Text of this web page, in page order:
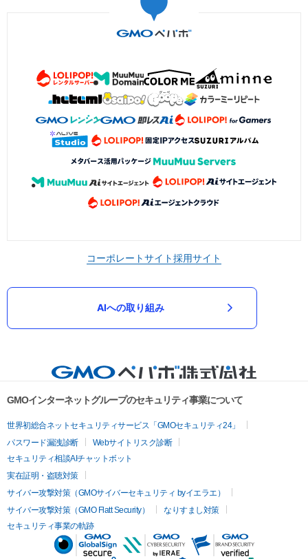
コーポレートサイト採用サイト
AIへの取り組み
GMOインターネットグループのセキュリティ事業について
世界初総合ネットセキュリティサービス「GMOセキュリティ24」
パスワード漏洩診断
Webサイトリスク診断
セキュリティ相談AIチャットボット
実在証明・盗聴対策
サイバー攻撃対策（GMOサイバーセキュリティ byイエラエ）
サイバー攻撃対策（GMO Flatt Security）
なりすまし対策
セキュリティ事業の軌跡